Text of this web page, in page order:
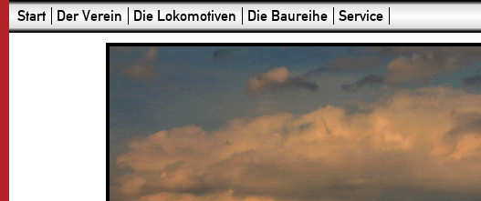
Start Der Verein Die Lokomotiven Die Baureihe Service